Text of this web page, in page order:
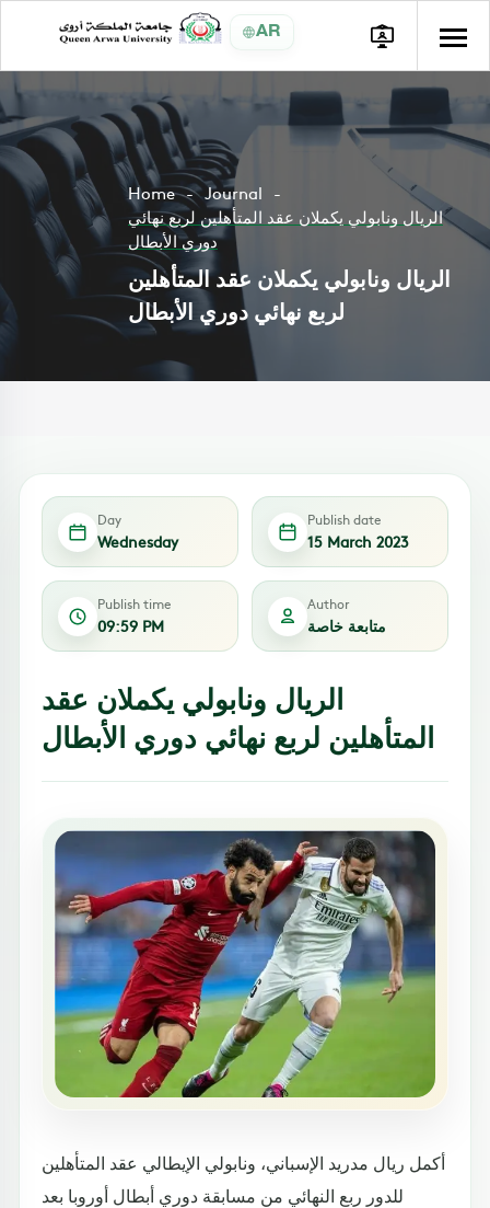
AR
Home
Journal
الريال ونابولي يكملان عقد المتأهلين لربع نهائي
دوري الأبطال
الريال ونابولي يكملان عقد المتأهلين
لربع نهائي دوري الأبطال
Day
Wednesday
Publish date
15 March 2023
Publish time
09:59 PM
Author
متابعة خاصة
الريال ونابولي يكملان عقد
المتأهلين لربع نهائي دوري الأبطال
أكمل ريال مدريد الإسباني، ونابولي الإيطالي عقد المتأهلين
للدور ربع النهائي من مسابقة دوري أبطال أوروبا بعد